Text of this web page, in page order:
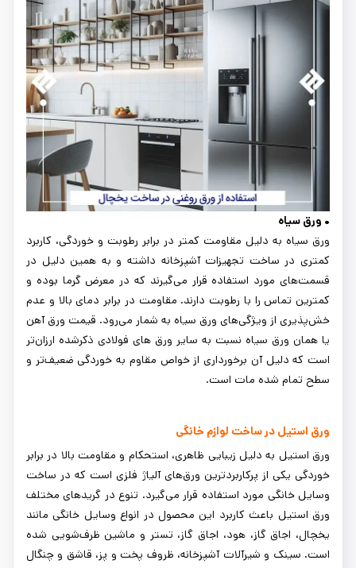
• ورق سیاه
ورق سیاه به دلیل مقاومت کمتر در برابر رطوبت و خوردگی، کاربرد
کمتری در ساخت تجهیزات آشپزخانه داشته و به همین دلیل در
قسمت‌های مورد استفاده قرار می‌گیرند که در معرض گرما بوده و
کمترین تماس را با رطوبت دارند. مقاومت در برابر دمای بالا و عدم
خش‌پذیری از ویژگی‌های ورق سیاه به شمار می‌رود. قیمت ورق آهن
یا همان ورق سیاه نسبت به سایر ورق های فولادی ذکرشده ارزان‌تر
است که دلیل آن برخورداری از خواص مقاوم به خوردگی ضعیف‌تر و
سطح تمام شده مات است.
ورق استیل در ساخت لوازم خانگی
ورق استیل به دلیل زیبایی ظاهری، استحکام و مقاومت بالا در برابر
خوردگی یکی از پرکاربردترین ورق‌های آلیاژ فلزی است که در ساخت
وسایل خانگی مورد استفاده قرار می‌گیرد. تنوع در گریدهای مختلف
ورق استیل باعث کاربرد این محصول در انواع وسایل خانگی مانند
یخچال، اجاق گاز، هود، اجاق گاز، تستر و ماشین ظرف‌شویی شده
است. سینک و شیرآلات آشپزخانه، ظروف پخت و پز، قاشق و چنگال